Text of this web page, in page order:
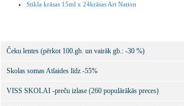
Stikla krāsas 15ml x 24krāsas Art Nation
Čeku lentes (pērkot 100.gb. un vairāk gb.: -30 %)
Skolas somas Atlaides līdz -55%
VISS SKOLAI -preču izlase (260 populārākās preces)